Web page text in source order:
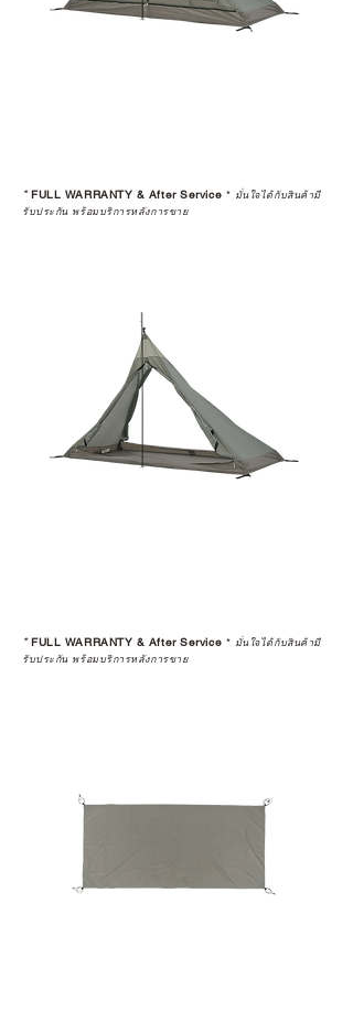
*FULL WARRANTY & After Service * มั่นใจได้กับสินค้ามี
รับประกัน พร้อมบริการหลังการขาย
*FULL WARRANTY & After Service * มั่นใจได้กับสินค้ามี
รับประกัน พร้อมบริการหลังการขาย